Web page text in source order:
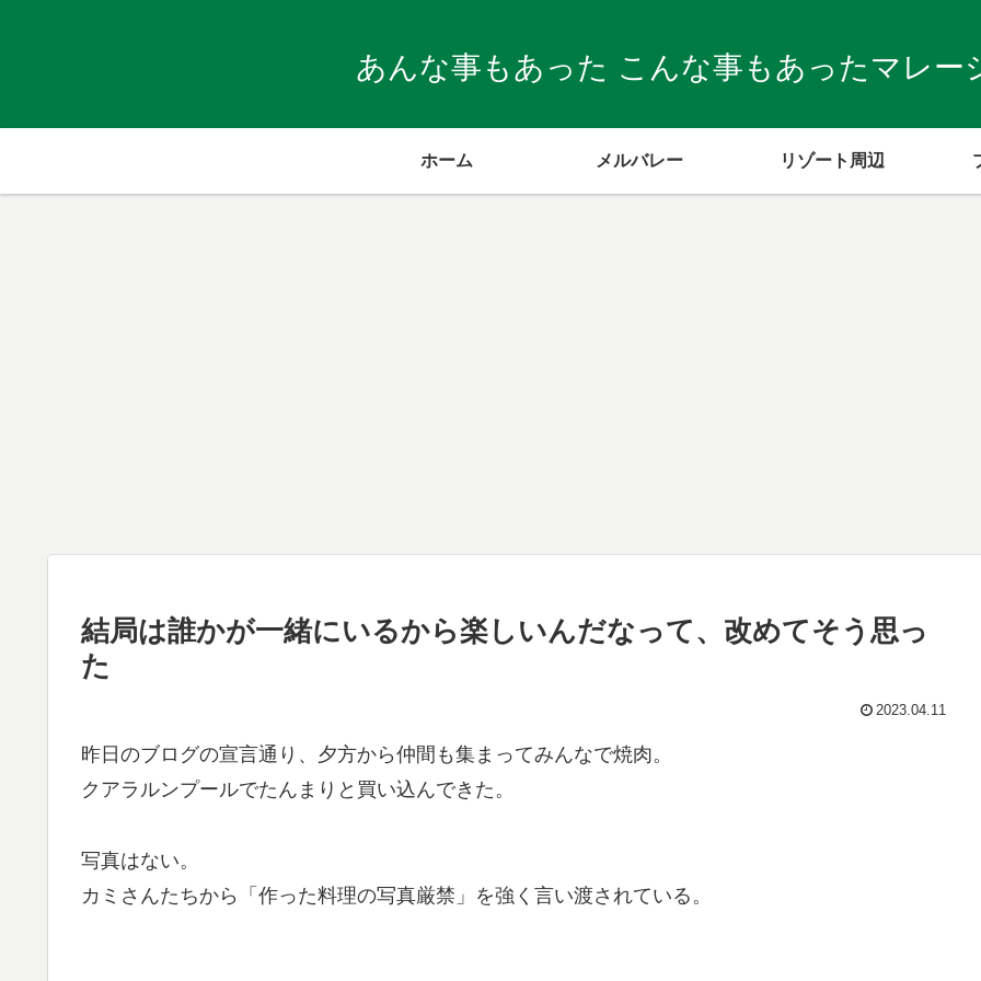
あんな事もあった こんな事もあったマレー
ホーム メルバレー リゾート周辺
結局は誰かが一緒にいるから楽しいんだなって、改めてそう思っ
た
2023.04.11
昨日のブログの宣言通り、夕方から仲間も集まってみんなで焼肉。
クアラルンプールでたんまりと買い込んできた。
写真はない。
カミさんたちから「作った料理の写真厳禁」を強く言い渡されている。